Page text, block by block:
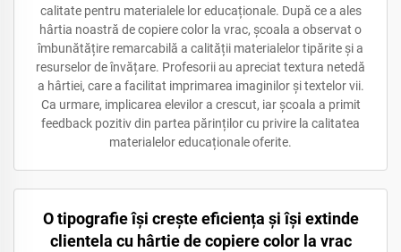
calitate pentru materialele lor educaționale. După ce a ales
hârtia noastră de copiere color la vrac, școala a observat o
îmbunătățire remarcabilă a calității materialelor tipărite și a
resurselor de învățare. Profesorii au apreciat textura netedă
a hârtiei, care a facilitat imprimarea imaginilor și textelor vii.
Ca urmare, implicarea elevilor a crescut, iar școala a primit
feedback pozitiv din partea părinților cu privire la calitatea
materialelor educaționale oferite.
O tipografie își crește eficiența și își extinde
clientela cu hârtie de copiere color la vrac